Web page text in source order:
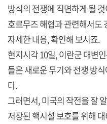
방식의 전쟁에 직면하게 될
호르무즈 해협과 관련해서도
자세한 내용, 확인해 보시죠.
현지시각 10일, 이란군 대변
들은 새로운 무기와 전쟁 방
다.
그러면서, 미국의 작전을 잘
저장된 핵시설 보호를 위해